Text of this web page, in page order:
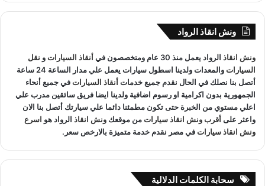
:
ونش انقاذ الرواد
ونش انقاذ الرواد يعمل منذ 30 عام ومتخصصون في أنقاذ السياراتو نقل
السيارات
والمعدات ولدينا اسطول سيارات يعمل علي مدار الساعة 24 ساعة
أتصل بنا نصلك في الحال نقدم جميع خدماتأنقاذ السياراتفي جميع أنحاء
الجمهورية بدون اكرامية او رسوم اضافية ولدينا ايضا فريق سائقين مدرب علي
اعلي مستوي من الخبرة حتى تكون مطمئنا دائما علي سيارتك أتصل بنا الان
واعثر علىأقرب ونش انقاذ سياراتمن موقعك ونش انقاذ الرواد هو اسرع
ونش انقاذ سياراتفي مصر نقدم خدمة متميزة بالارخص سعر.
سحابة الكلمات الدلالية